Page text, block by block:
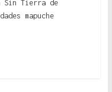
Sin Tierra de
mapuche